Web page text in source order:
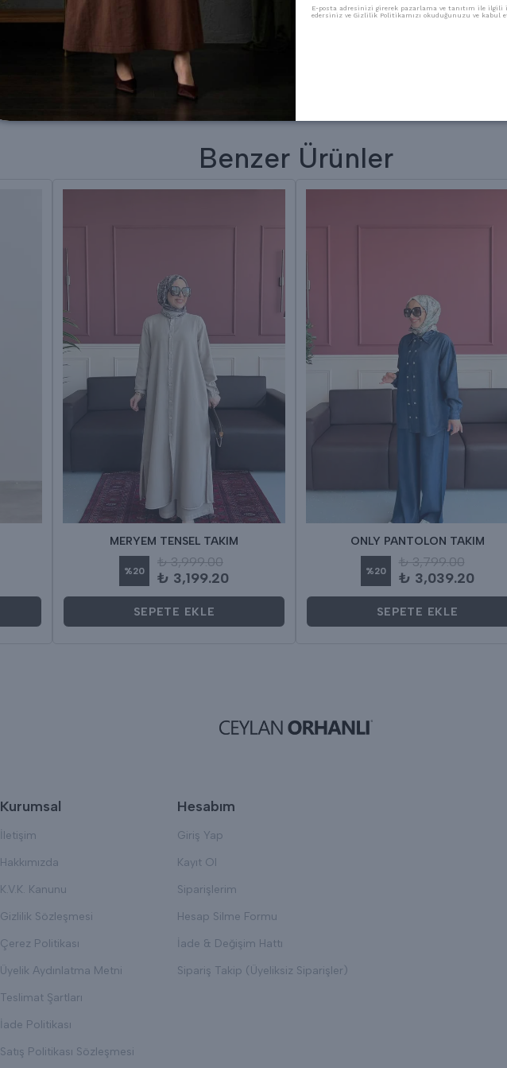
Benzer Ürünler
MERYEM TENSEL TAKIM
%20
₺ 3,999.00
₺ 3,199.20
SEPETE EKLE
ONLY PANTOLON TAKIM
%20
₺ 3,799.00
₺ 3,039.20
SEPETE EKLE
Kurumsal
İletişim
Hakkımızda
K.V.K. Kanunu
Gizlilik Sözleşmesi
Çerez Politikası
Üyelik Aydınlatma Metni
Teslimat Şartları
İade Politikası
Satış Politikası Sözleşmesi
Hesabım
Giriş Yap
Kayıt Ol
Siparişlerim
Hesap Silme Formu
İade & Değişim Hattı
Sipariş Takip (Üyeliksiz Siparişler)
E-posta adresinizi girerek pazarlama ve tanıtım ile ilgili
edersiniz ve Gizlilik Politikamızı okuduğunuzu ve kabul